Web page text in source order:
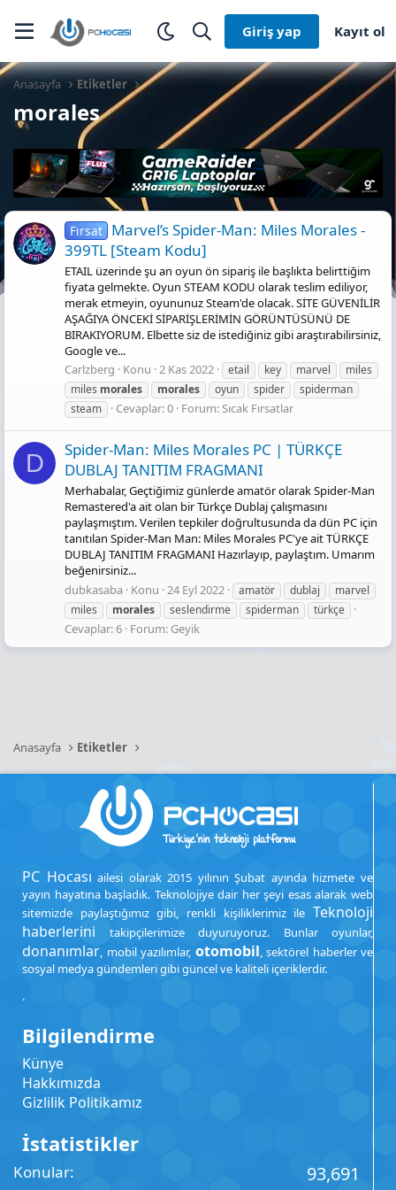
Giriş yap Kayıt ol
Anasayfa Etiketler
morales
Fırsat Marvel’s Spider-Man: Miles Morales -
399TL [Steam Kodu]
ETAIL üzerinde şu an oyun ön sipariş ile başlıkta belirttiğim
fiyata gelmekte. Oyun STEAM KODU olarak teslim ediliyor,
merak etmeyin, oyununuz Steam'de olacak. SİTE GÜVENİLİR
AŞAĞIYA ÖNCEKİ SİPARİŞLERİMİN GÖRÜNTÜSÜNÜ DE
BIRAKIYORUM. Elbette siz de istediğiniz gibi araştırabilirsiniz,
Google ve...
Carlzberg
Konu 2 Kas 2022 etail key marvel
miles
miles morales morales oyun spider
spiderman
steam
Cevaplar: 0 Forum:Sıcak Fırsatlar
D
Spider-Man: Miles Morales PC | TÜRKÇE
DUBLAJ TANITIM FRAGMANI
Merhabalar, Geçtiğimiz günlerde amatör olarak Spider-Man
Remastered'a ait olan bir Türkçe Dublaj çalışmasını
paylaşmıştım. Verilen tepkiler doğrultusunda da dün PC için
tanıtılan Spider-Man Man: Miles Morales PC'ye ait TÜRKÇE
DUBLAJ TANITIM FRAGMANI Hazırlayıp, paylaştım. Umarım
beğenirsiniz...
dubkasaba Konu 24 Eyl 2022 amatör dublaj
marvel
miles
morales seslendirme spiderman türkçe
Cevaplar: 6 Forum: Geyik
Anasayfa Etiketler
PC Hocası ailesi olarak 2015 yılının Şubat ayında hizmete ve
yayın hayatına başladık. Teknolojiye dair her şeyi esas alarak web
sitemizde paylaştığımız gibi, renkli kişiliklerimiz ile Teknoloji
haberlerini takipçilerimize duyuruyoruz. Bunlar oyunlar,
donanımlar, mobil yazılımlar, otomobil, sektörel haberler ve
sosyal medya gündemleri gibi güncel ve kaliteli içeriklerdir.
.
Bilgilendirme
Künye
Hakkımızda
Gizlilik Politikamız
İstatistikler
Konular 93,691